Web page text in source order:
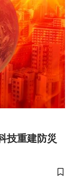
技重建防災
儲